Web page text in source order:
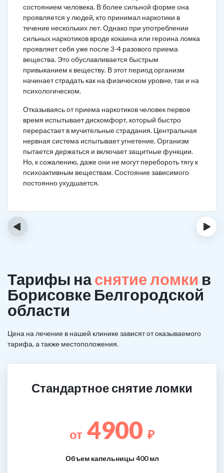
состоянием человека. В более сильной форме она
проявляется у людей, кто принимал наркотики в
течение нескольких лет. Однако при употреблении
сильных наркотиков вроде кокаина или героина ломка
проявляет себя уже после 3-4 разового приема
вещества. Это обуславливается быстрым
привыканием к веществу. В этот период организм
начинает страдать как на физическом уровне, так и на
психологическом.
Отказываясь от приема наркотиков человек первое
время испытывает дискомфорт, который быстро
перерастает в мучительные страдания. Центральная
нервная система испытывает угнетение. Организм
пытается держаться и включает защитные функции.
Но, к сожалению, даже они не могут перебороть тягу к
психоактивным веществам. Состояние зависимого
постоянно ухудшается.
‹ ›
Тарифы наснятие ломки в
Борисовке Белгородской
области
Цена на лечение в нашей клинике зависят от оказываемого
тарифа, а также местоположения.
Стандартное снятие ломки
от 4900 ₽
Объем капельницы 400 мл